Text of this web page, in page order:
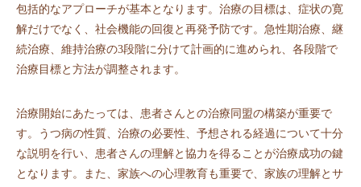
包括的なアプローチが基本となります。治療の目標は、症状の寛
解だけでなく、社会機能の回復と再発予防です。急性期治療、継
続治療、維持治療の3段階に分けて計画的に進められ、各段階で
治療目標と方法が調整されます。
治療開始にあたっては、患者さんとの治療同盟の構築が重要で
す。うつ病の性質、治療の必要性、予想される経過について十分
な説明を行い、患者さんの理解と協力を得ることが治療成功の鍵
となります。また、家族への心理教育も重要で、家族の理解とサ